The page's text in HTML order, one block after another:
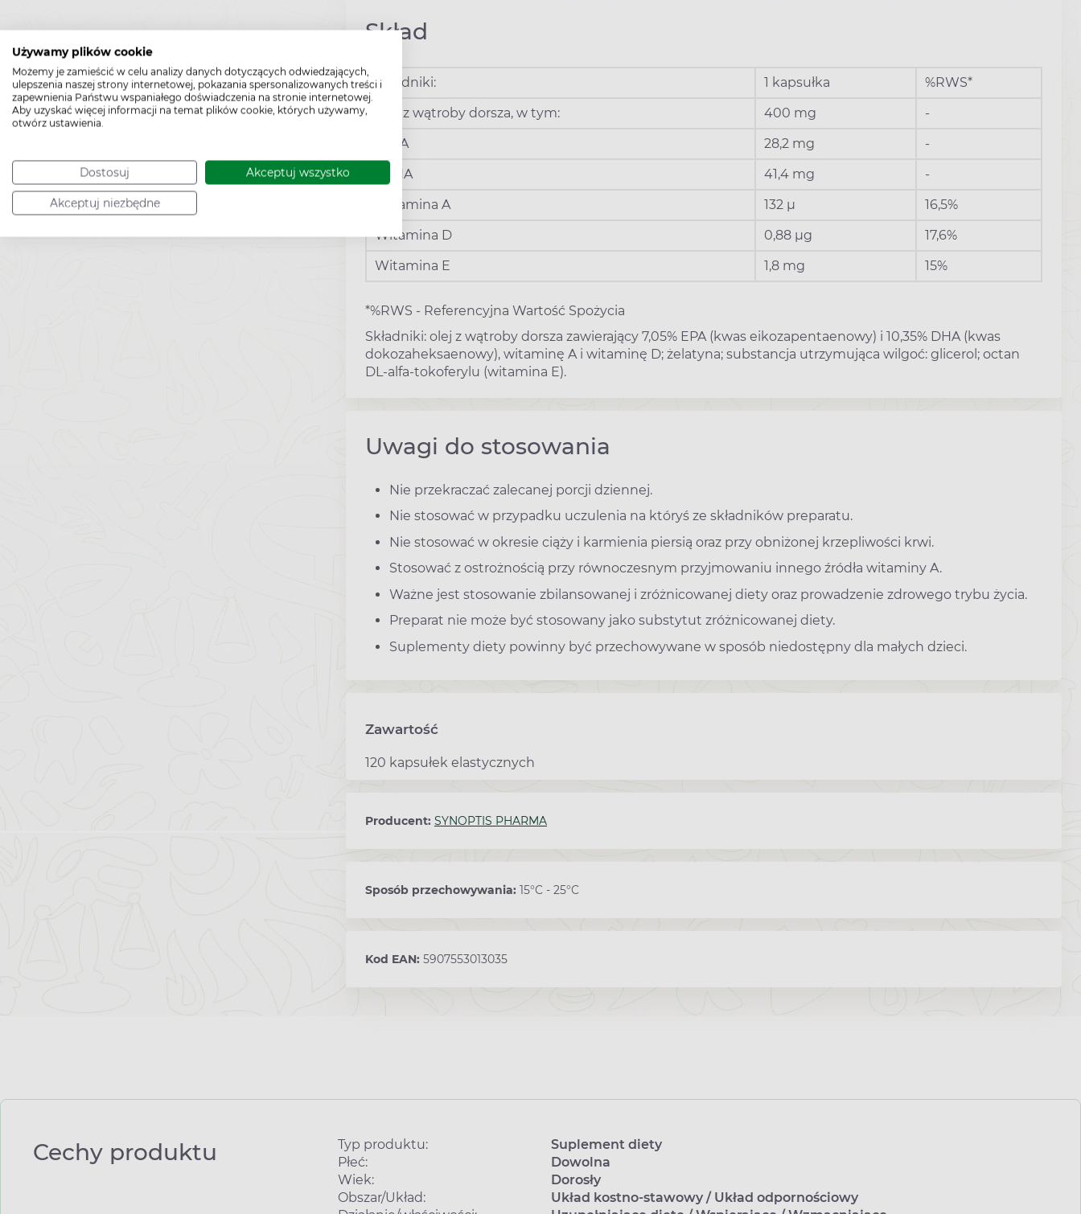
Używamy plików cookie
Możemy je zamieścić w celu analizy danych dotyczących odwiedzających,
ulepszenia naszej strony internetowej, pokazania spersonalizowanych treści i
zapewnienia Państwu wspaniałego doświadczenia na stronie internetowej.
Aby uzyskać więcej informacji na temat plików cookie, których używamy,
otwórz ustawienia.
Dostosuj Akceptuj wszystko
Akceptuj niezbędne
Skład
Składniki: 1 kapsułka
%RWS*
Olej z wątroby dorsza, w tym:
400 mg
-
- EPA
28,2 mg
-
- DHA
41,4 mg
-
Witamina A
132 µ
16,5%
Witamina D
0,88 µg
17,6%
Witamina E
1,8 mg 15%
*%RWS - Referencyjna Wartość Spożycia
Składniki: olej z wątroby dorsza zawierający 7,05% EPA (kwas eikozapentaenowy) i 10,35% DHA (kwas
dokozaheksaenowy), witaminę A i witaminę D; żelatyna; substancja utrzymująca wilgoć: glicerol; octan
DL-alfa-tokoferylu (witamina E).
Uwagi do stosowania
Nie przekraczać zalecanej porcji dziennej.
Nie stosować w przypadku uczulenia na któryś ze składników preparatu.
Nie stosować w okresie ciąży i karmienia piersią oraz przy obniżonej krzepliwości krwi.
Stosować z ostrożnością przy równoczesnym przyjmowaniu innego źródła witaminy A.
Ważne jest stosowanie zbilansowanej i zróżnicowanej diety oraz prowadzenie zdrowego trybu życia.
Preparat nie może być stosowany jako substytut zróżnicowanej diety.
Suplementy diety powinny być przechowywane w sposób niedostępny dla małych dzieci.
Zawartość
120 kapsułek elastycznych
Producent: SYNOPTIS PHARMA
Sposób przechowywania: 15°C - 25°C
Kod EAN: 5907553013035
Cechy produktu Typ produktu:
Suplement diety
Płeć:
Dowolna
Wiek:
Dorosły
Obszar/Układ:
Układ kostno-stawowy/ Układ odpornościowy